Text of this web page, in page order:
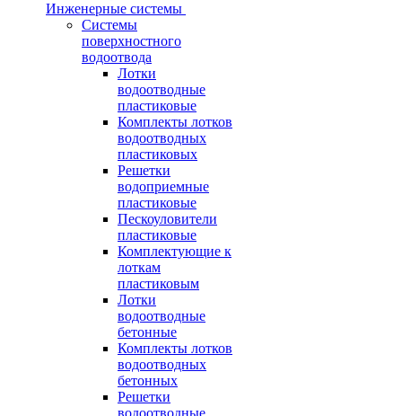
Инженерные системы
Системы
поверхностного
водоотвода
Лотки
водоотводные
пластиковые
Комплекты лотков
водоотводных
пластиковых
Решетки
водоприемные
пластиковые
Пескоуловители
пластиковые
Комплектующие к
лоткам
пластиковым
Лотки
водоотводные
бетонные
Комплекты лотков
водоотводных
бетонных
Решетки
водоотводные